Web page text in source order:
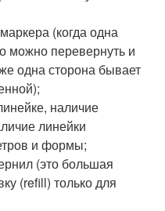
(когда одна
можно перевернуть и
одна сторона бывает
наличие
линейки
и формы;
(это большая
(refill) только для